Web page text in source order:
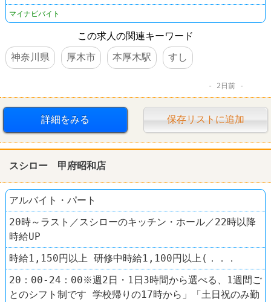
マイナビバイト
この求人の関連キーワード
神奈川県
厚木市 本厚木駅 すし
2日前
詳細をみる 保存リストに追加
スシロー 甲府昭和店
アルバイト・パート
20時～ラスト／スシローのキッチン・ホール／22時以降
時給UP
時給1,150円以上 研修中時給1,100円以上(．．．
20：00-24：00※週2日・1日3時間から選べる、1週間ご
とのシフト制です 学校帰りの17時から」「土日祝のみ勤